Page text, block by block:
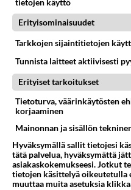
Juu ja laiskimmat
tekemättä.
tietojen käyttö
Erityisominaisuudet
Tarkkojen sijaintitietojen
Tunnista laitteet aktiivisesti
Erityiset tarkoitukset
Tietoturva, väärinkäytösten
korjaaminen
Mainonnan ja sisällön
Hyväksymällä sallit tietojesi
tätä palvelua, hyväksymättä
asiakaskokemukseesi. Jotkut
tietojen käsittelyä oikeutetulla
muuttaa muita asetuksia